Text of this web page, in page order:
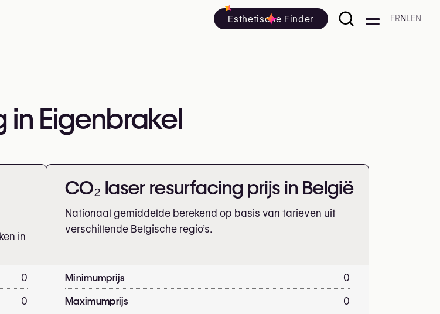
Esthetische Finder FRNL EN
in Eigenbrakel
in
0
0
CO₂ laser resurfacing prijs in België
Nationaal gemiddelde berekend op basis van tarieven uit
verschillende Belgische regio’s.
Minimumprijs
0
Maximumprijs
0